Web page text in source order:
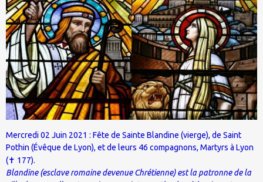
Mercredi 02 Juin 2021 : Fête de Sainte Blandine (vierge), de Saint
Pothin (Évêque de Lyon), et de leurs 46 compagnons, Martyrs à Lyon
(✝ 177).
Blandine (esclave romaine devenue Chrétienne) est la patronne de la